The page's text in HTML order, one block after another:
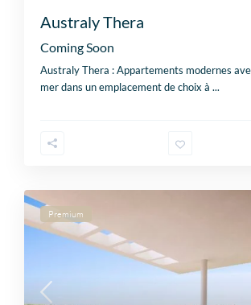
Australy Thera
Coming Soon
Australy Thera : Appartements modernes
mer dans un emplacement de choix à...
Premium